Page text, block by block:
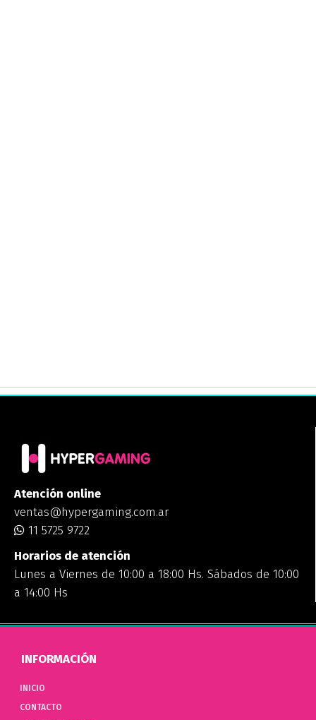
Atención online
ventas@hypergaming.com.ar
11 5725 9722
Horarios de atención
Lunes a Viernes de 10:00 a 18:00 Hs. Sábados de 10:00
a 14:00 Hs
INFORMACIÓN
INICIO
CONTACTO